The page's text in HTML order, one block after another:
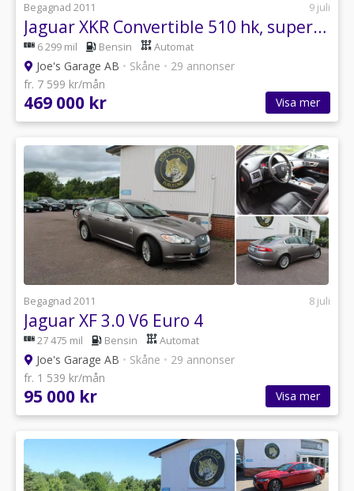
Begagnad 2011 9 juli
Jaguar XKR Convertible 510 hk, superskick
6 299 mil Bensin Automat
Joe's Garage AB • Skåne • 29 annonser
fr. 7 599 kr/mån
469 000 kr Visa mer
Begagnad 2011 8 juli
Jaguar XF 3.0 V6 Euro 4
27 475 mil Bensin Automat
Joe's Garage AB • Skåne • 29 annonser
fr. 1 539 kr/mån
95 000 kr Visa mer